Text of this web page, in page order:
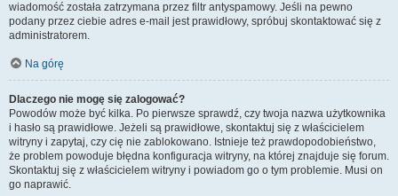
wiadomość została zatrzymana przez filtr antyspamowy. Jeśli na pewno
podany przez ciebie adres e-mail jest prawidłowy, spróbuj skontaktować się z
administratorem.
Na górę
Dlaczego nie mogę się zalogować?
Powodów może być kilka. Po pierwsze sprawdź, czy twoja nazwa użytkownika
i hasło są prawidłowe. Jeżeli są prawidłowe, skontaktuj się z właścicielem
witryny i zapytaj, czy cię nie zablokowano. Istnieje też prawdopodobieństwo,
że problem powoduje błędna konfiguracja witryny, na której znajduje się forum.
Skontaktuj się z właścicielem witryny i powiadom go o tym problemie. Musi on
go naprawić.